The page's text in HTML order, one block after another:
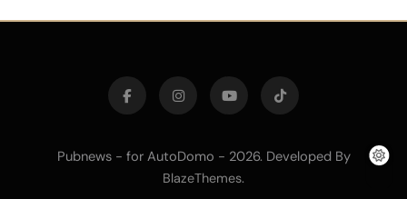
Pubnews - for AutoDomo - 2026. Developed By
BlazeThemes.